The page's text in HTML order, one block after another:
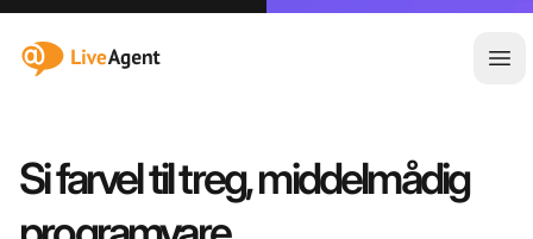
:site.title
Si farvel til treg, middelmådig